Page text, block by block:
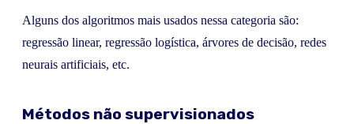
Alguns dos algoritmos mais usados nessa categoria são:
regressão linear, regressão logística, árvores de decisão, redes
neurais artificiais, etc.
Métodos não supervisionados